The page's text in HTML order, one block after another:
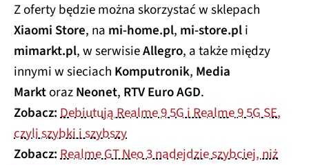
Z oferty będzie można skorzystać w sklepach
Xiaomi Store, na mi-home.pl, mi-store.pli
mimarkt.pl, w serwisieAllegro, a także między
innymi w sieciach Komputronik, Media
MarktorazNeonet, RTV Euro AGD.
Zobacz:Debiutują Realme 9 5G i Realme 9 5G SE,
czyli szybki i szybszy
Zobacz:Realme GT Neo 3 nadejdzie szybciej, niż